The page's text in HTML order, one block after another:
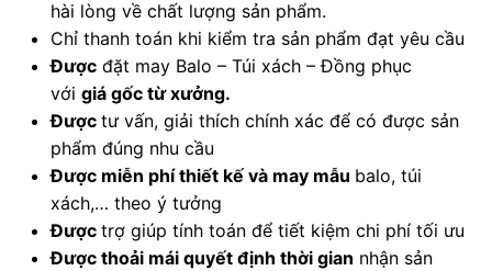
hài lòng về chất lượng sản phẩm.
Chỉ thanh toán khi kiểm tra sản phẩm đạt yêu cầu
Đượcđặt may Balo – Túi xách – Đồng phục
với giá gốc từ xưởng.
Được tư vấn, giải thích chính xác để có được sản
phẩm đúng nhu cầu
Được miễn phí thiết kế và may mẫu balo, túi
xách,… theo ý tưởng
Được trợ giúp tính toán để tiết kiệm chi phí tối ưu
Được thoải mái quyết định thời gian nhận sản